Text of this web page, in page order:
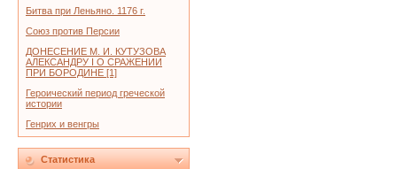
Битва при Леньяно. 1176 г.
Союз против Персии
ДОНЕСЕНИЕ М. И. КУТУЗОВА
АЛЕКСАНДРУ I О СРАЖЕНИИ
ПРИ БОРОДИНЕ [1]
Героический период греческой
истории
Генрих и венгры
Статистика